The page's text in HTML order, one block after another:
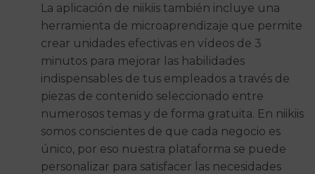
La aplicación de niikiis también incluye una
herramienta de microaprendizaje que permite
crear unidades efectivas en vídeos de 3
minutos para mejorar las habilidades
indispensables de tus empleados a través de
piezas de contenido seleccionado entre
numerosos temas y de forma gratuita. En niikiis
somos conscientes de que cada negocio es
único, por eso nuestra plataforma se puede
personalizar para satisfacer las necesidades